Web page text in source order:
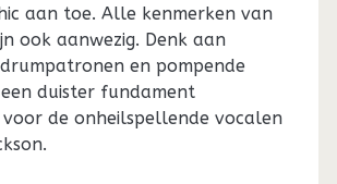
aan toe. Alle kenmerken van
ook aanwezig. Denk aan
en pompende
een duister fundament
voor de onheilspellende vocalen